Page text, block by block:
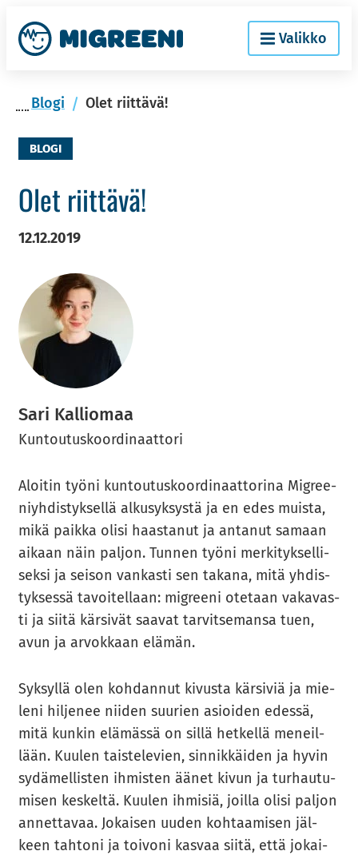
ry
si­
töön
Etusi­
vu
Valikko
Blogi Olet riittävä!
BLOGI
Olet riit­tä­vä!
12.12.2019
Sari Kal­lio­maa
Kun­tou­tus­koor­di­naat­to­ri
Aloi­tin työni kun­tou­tus­koor­di­naat­to­ri­na Migree­
niyh­dis­tyk­sel­lä al­kusyk­sys­tä ja en edes muis­ta,
mikä paik­ka olisi haas­ta­nut ja an­ta­nut sa­maan
ai­kaan näin pal­jon. Tun­nen työni mer­ki­tyk­sel­li­
sek­si ja sei­son van­kas­ti sen ta­ka­na, mitä yh­dis­
tyk­ses­sä ta­voi­tel­laan: migree­ni ote­taan va­ka­vas­
ti ja siitä kär­si­vät saa­vat tar­vit­se­man­sa tuen,
avun ja ar­vok­kaan elä­män.
Syk­syl­lä olen koh­dan­nut ki­vus­ta kär­si­viä ja mie­
le­ni hil­je­nee nii­den suu­rien asioi­den edes­sä,
mitä kun­kin elä­mäs­sä on sillä het­kel­lä me­neil­
lään. Kuu­len tais­te­le­vien, sin­nik­käi­den ja hyvin
sy­dä­mel­lis­ten ih­mis­ten äänet kivun ja tur­hau­tu­
mi­sen kes­kel­tä. Kuu­len ih­mi­siä, joil­la olisi pal­jon
an­net­ta­vaa. Jo­kai­sen uuden koh­taa­mi­sen jäl­
keen tah­to­ni ja toi­vo­ni kas­vaa siitä, että jo­kai­